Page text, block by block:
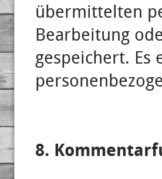
übermittelten
Bearbeitung
gespeichert. Es
8.